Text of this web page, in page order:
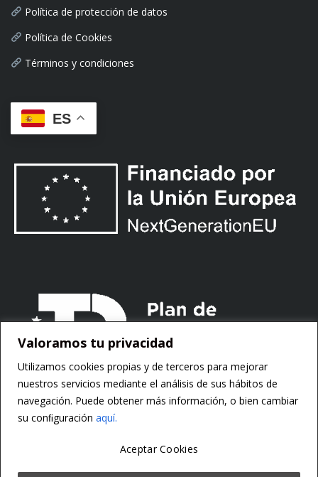
Valoramos tu privacidad
Utilizamos cookies propias y de terceros para mejorar
nuestros servicios mediante el análisis de sus hábitos de
navegación. Puede obtener más información, o bien cambiar
su conﬁguración aquí.
Aceptar Cookies
Política de protección de datos
Política de Cookies
Términos y condiciones
ES